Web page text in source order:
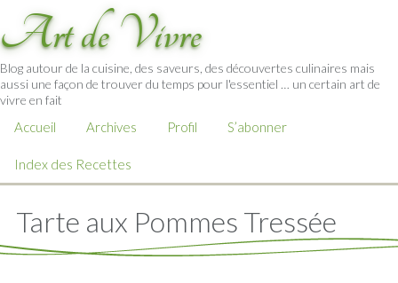
Art de Vivre
Blog autour de la cuisine, des saveurs, des découvertes culinaires mais
aussi une façon de trouver du temps pour l'essentiel … un certain art de
vivre en fait
Accueil Archives Profil S’abonner
Index des Recettes
Tarte aux Pommes Tressée